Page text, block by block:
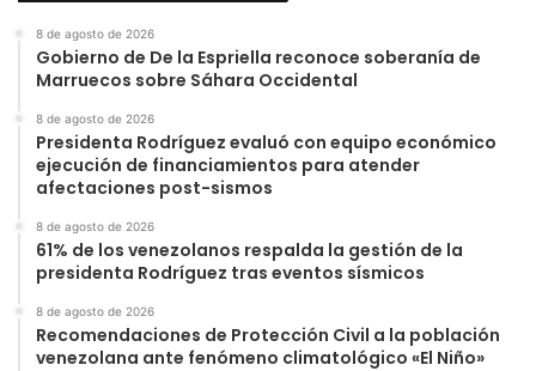
8 de agosto de 2026
Gobierno de De la Espriella reconoce soberanía de
Marruecos sobre Sáhara Occidental
8 de agosto de 2026
Presidenta Rodríguez evaluó con equipo económico
ejecución de financiamientos para atender
afectaciones post-sismos
8 de agosto de 2026
61% de los venezolanos respalda la gestión de la
presidenta Rodríguez tras eventos sísmicos
8 de agosto de 2026
Recomendaciones de Protección Civil a la población
venezolana ante fenómeno climatológico «El Niño»